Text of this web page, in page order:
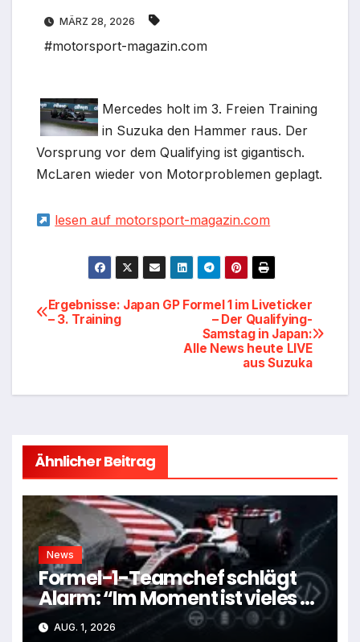
MÄRZ 28, 2026
#motorsport-magazin.com
Mercedes holt im 3. Freien Training
in Suzuka den Hammer raus. Der
Vorsprung vor dem Qualifying ist gigantisch.
McLaren wieder von Motorproblemen geplagt.
lesen auf motorsport-magazin.com
Beitragsnavigation
Formel 1 im Liveticker
– Der Qualifying-
Samstag in Japan:
Alle News heute LIVE
aus Suzuka
Ergebnisse: Japan GP
– 3. Training
Ähnlicher Beitrag
News
Formel-1-Teamchef schlägt
Alarm: “Im Moment ist vieles zu
kompliziert”
AUG. 1, 2026